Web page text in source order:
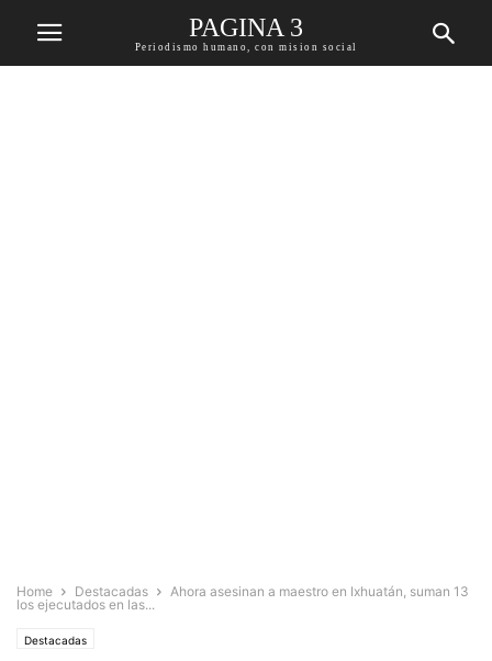
PAGINA 3
Periodismo humano, con mision social
Home Destacadas
Ahora asesinan a maestro en Ixhuatán, suman 13
los ejecutados en las...
Destacadas